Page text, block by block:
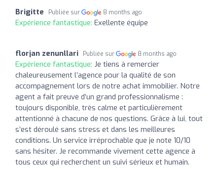
Brigitte Publiée sur 8 months ago
Expérience fantastique: Exellente équipe
florjan zenunllari Publiée sur 8 months ago
Expérience fantastique: Je tiens à remercier
chaleureusement l’agence pour la qualité de son
accompagnement lors de notre achat immobilier. Notre
agent a fait preuve d’un grand professionnalisme :
toujours disponible, très calme et particulièrement
attentionné à chacune de nos questions. Grâce à lui, tout
s’est déroulé sans stress et dans les meilleures
conditions. Un service irréprochable que je note 10/10
sans hésiter. Je recommande vivement cette agence à
tous ceux qui recherchent un suivi sérieux et humain.